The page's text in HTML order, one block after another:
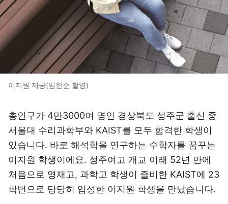
이지원 제공(임한순 촬영)
총인구가 4만3000여 명인 경상북도 성주군 출신 중
서울대 수리과학부와 KAIST를 모두 합격한 학생이
있습니다. 바로 해석학을 연구하는 수학자를 꿈꾸는
이지원 학생이에요. 성주여고 개교 이래 52년 만에
처음으로 영재고, 과학고 학생이 즐비한 KAIST에 23
학번으로 당당히 입성한 이지원 학생을 만났습니다.